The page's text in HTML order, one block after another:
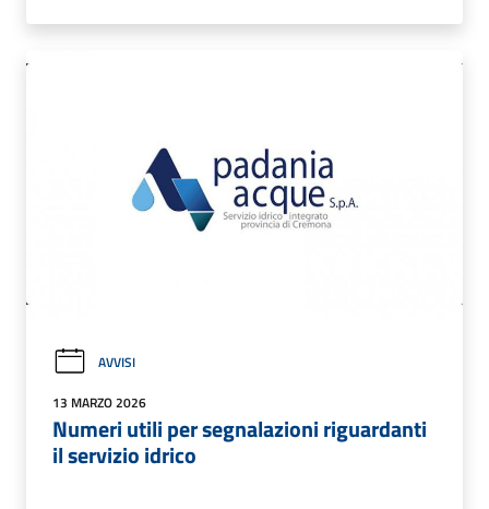
AVVISI
13 MARZO 2026
Numeri utili per segnalazioni riguardanti
il servizio idrico